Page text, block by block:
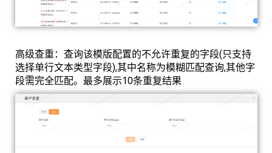
高级查重：查询该模版配置的不允许重复的字段(只支持
选择单行文本类型字段),其中名称为模糊匹配查询,其他字
段需完全匹配。最多展示10条重复结果